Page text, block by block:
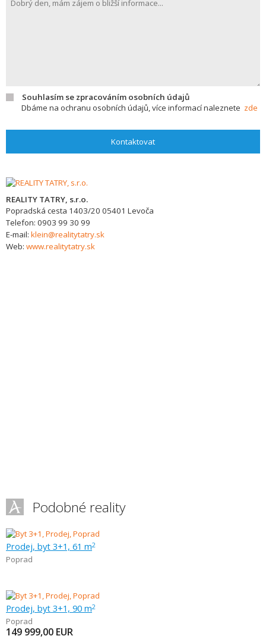
Souhlasím se zpracováním osobních údajů
Dbáme na ochranu osobních údajů, více informací naleznete zde
Kontaktovat
REALITY TATRY, s.r.o.
Popradská cesta 1403/20 05401 Levoča
Telefon: 0903 99 30 99
E-mail: klein@realitytatry.sk
Web: www.realitytatry.sk
Podobné reality
Prodej, byt 3+1, 61 m2
Poprad
Prodej, byt 3+1, 90 m2
Poprad
149 999,00 EUR